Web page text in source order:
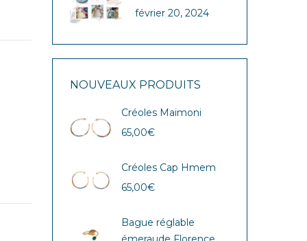
février 20, 2024
NOUVEAUX PRODUITS
Créoles Maimoni
65,00€
Créoles Cap Hmem
65,00€
Bague réglable